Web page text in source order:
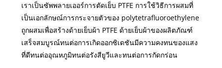
เราเป็นซัพพลายเออร์การตัดเย็บ PTFE การใช้วิธีการผสมที่
เป็นเอกลักษณ์การกระจายตัวของ polytetrafluoroethylene
ถูกผสมเพื่อสร้างด้ายเย็บผ้า PTFE ด้ายเย็บผ้าของผลิตภัณฑ์
เสร็จสมบูรณ์ทนต่อการเกิดออกซิเดชันมีความคงทนของแสง
ที่ดีทนต่ออุณหภูมิทนต่อรังสียูวีและทนต่อการกัดกร่อน